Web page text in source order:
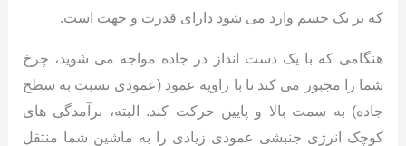
که بر یک جسم وارد می شود دارای قدرت و جهت است.
هنگامی که با یک دست انداز در جاده مواجه می شوید، چرخ
شما را مجبور می کند تا با زاویه عمود (عمودی نسبت به سطح
جاده) به سمت بالا و پایین حرکت کند. البته، برآمدگی های
کوچک انرژی جنبشی عمودی زیادی را به ماشین شما منتقل